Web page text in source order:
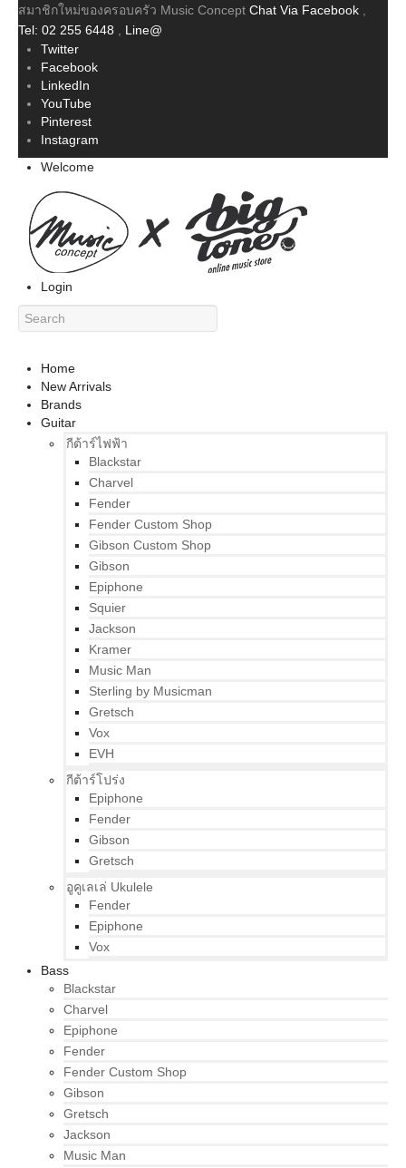
สมาชิกใหม่ของครอบครัว Music Concept Chat Via Facebook
Tel: 02 255 6448
Line@
Twitter
Facebook
LinkedIn
YouTube
Pinterest
Instagram
Welcome
Login
Home
New Arrivals
Brands
Guitar
กีต้าร์ไฟฟ้า
Blackstar
Charvel
Fender
Fender Custom Shop
Gibson Custom Shop
Gibson
Epiphone
Squier
Jackson
Kramer
Music Man
Sterling by Musicman
Gretsch
Vox
EVH
กีต้าร์โปร่ง
Epiphone
Fender
Gibson
Gretsch
อูคูเลเล่ Ukulele
Fender
Epiphone
Vox
Bass
Blackstar
Charvel
Epiphone
Fender
Fender Custom Shop
Gibson
Gretsch
Jackson
Music Man